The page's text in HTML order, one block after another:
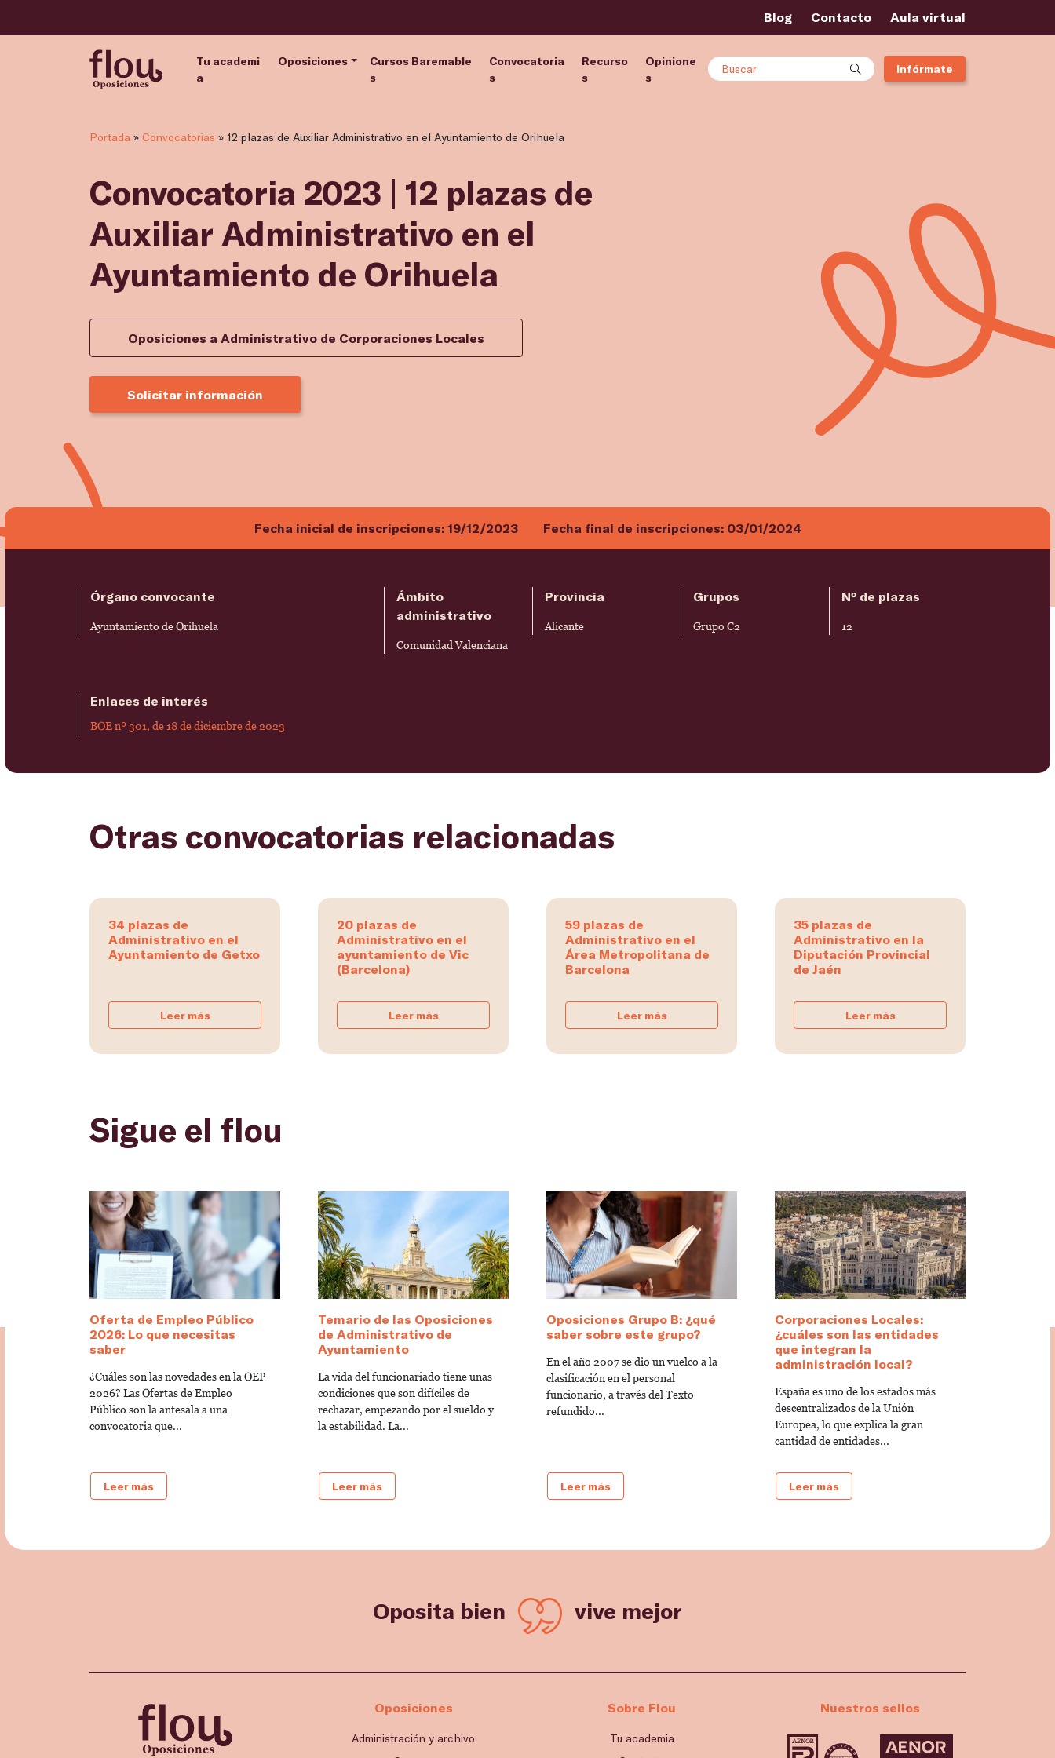
Blog Contacto Aula virtual
Tu academi
a
Oposiciones
Cursos Baremable
s
Convocatoria
s
Recurso
s
Opinione
s
Buscar Infórmate
Portada » Convocatorias » 12 plazas de Auxiliar Administrativo en el Ayuntamiento de Orihuela
Convocatoria 2023 | 12 plazas de
Auxiliar Administrativo en el
Ayuntamiento de Orihuela
Oposiciones a Administrativo de Corporaciones Locales
Solicitar información
Fecha inicial de inscripciones: 19/12/2023 Fecha final de inscripciones: 03/01/2024
Órgano convocante
Ayuntamiento de Orihuela
Ámbito
administrativo
Comunidad Valenciana
Provincia
Alicante
Grupos
Grupo C2
Nº de plazas
12
Enlaces de interés
BOE nº 301, de 18 de diciembre de 2023
Otras convocatorias relacionadas
34 plazas de
Administrativo en el
Ayuntamiento de Getxo
Leer más
20 plazas de
Administrativo en el
ayuntamiento de Vic
(Barcelona)
Leer más
59 plazas de
Administrativo en el
Área Metropolitana de
Barcelona
Leer más
35 plazas de
Administrativo en la
Diputación Provincial
de Jaén
Leer más
Sigue el flou
Oferta de Empleo Público
2026: Lo que necesitas
saber
¿Cuáles son las novedades en la OEP
2026? Las Ofertas de Empleo
Público son la antesala a una
convocatoria que...
Leer más
Temario de las Oposiciones
de Administrativo de
Ayuntamiento
La vida del funcionariado tiene unas
condiciones que son difíciles de
rechazar, empezando por el sueldo y
la estabilidad. La...
Leer más
Oposiciones Grupo B: ¿qué
saber sobre este grupo?
En el año 2007 se dio un vuelco a la
clasificación en el personal
funcionario, a través del Texto
refundido...
Leer más
Corporaciones Locales:
¿cuáles son las entidades
que integran la
administración local?
España es uno de los estados más
descentralizados de la Unión
Europea, lo que explica la gran
cantidad de entidades...
Leer más
Oposita bien vive mejor
Oposiciones
Administración y archivo
Sobre Flou
Tu academia
Nuestros sellos